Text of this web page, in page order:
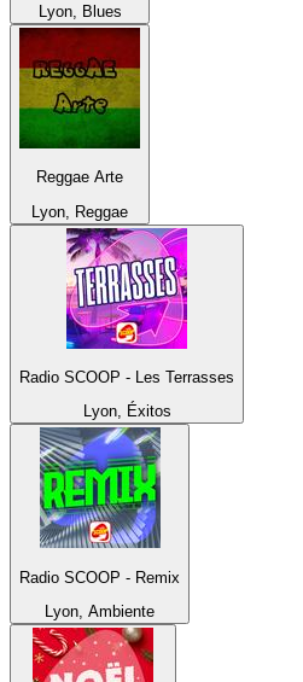
Lyon, Blues
Reggae Arte
Lyon, Reggae
Radio SCOOP - Les Terrasses
Lyon, Éxitos
Radio SCOOP - Remix
Lyon, Ambiente